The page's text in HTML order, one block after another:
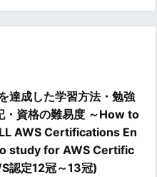
達成した学習方法・勉強
・資格の難易度 ～How to
AWS Certifications En
study for AWS Certific
認定12冠～13冠)